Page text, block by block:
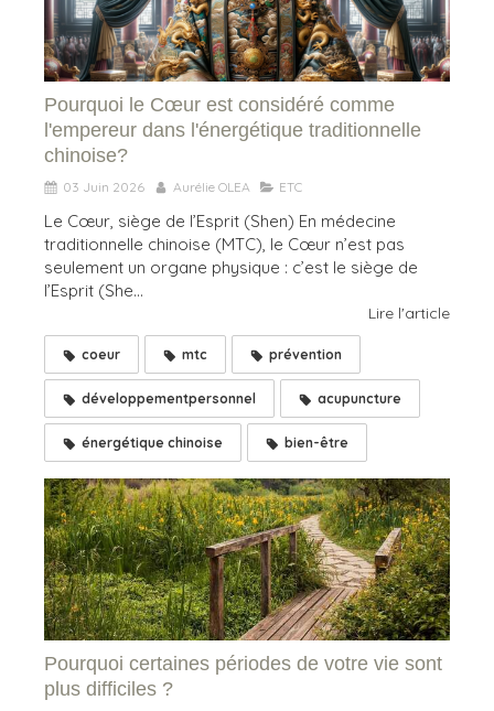
Pourquoi le Cœur est considéré comme
l'empereur dans l'énergétique traditionnelle
chinoise?
03 Juin 2026 Aurélie OLEA ETC
Le Cœur, siège de l’Esprit (Shen) En médecine
traditionnelle chinoise (MTC), le Cœur n’est pas
seulement un organe physique : c’est le siège de
l’Esprit (She...
Lire l'article
coeur mtc prévention
développementpersonnel acupuncture
énergétique chinoise bien-être
Pourquoi certaines périodes de votre vie sont
plus difficiles ?